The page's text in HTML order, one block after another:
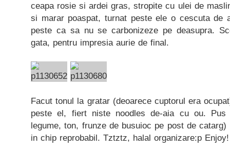
ceapa rosie si ardei gras, stropite cu ulei de
si marar poaspat, turnat peste ele o cescuta de
peste ca sa nu se carbonizeze pe deasupra.
gata, pentru impresia aurie de final.
Facut tonul la gratar (deoarece cuptorul era
peste el, fiert niste noodles de-aia cu ou. Pus
legume, ton, frunze de busuioc pe post de
in chip reprobabil. Tztztz, halal organizare:p Enjoy!